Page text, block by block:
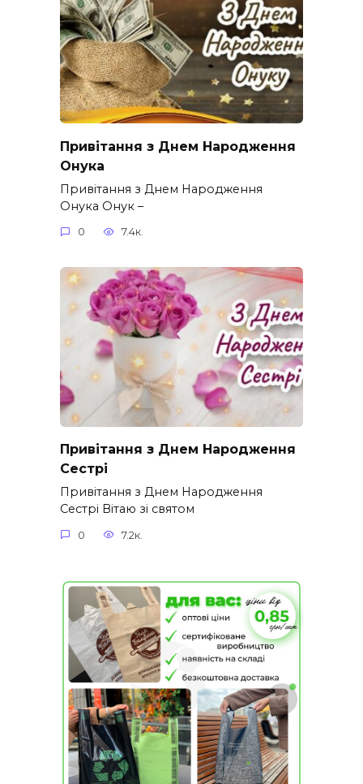
Привітання з Днем Народження
Онука
Привітання з Днем Народження
Онука Онук –
0 7.4к.
Привітання з Днем Народження
Сестрі
Привітання з Днем Народження
Сестрі Вітаю зі святом
0 7.2к.